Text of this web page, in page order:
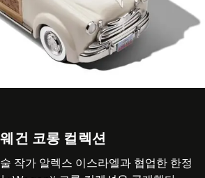
건 코롱 컬렉션
작가 알렉스 이스라엘과 협업한 한정